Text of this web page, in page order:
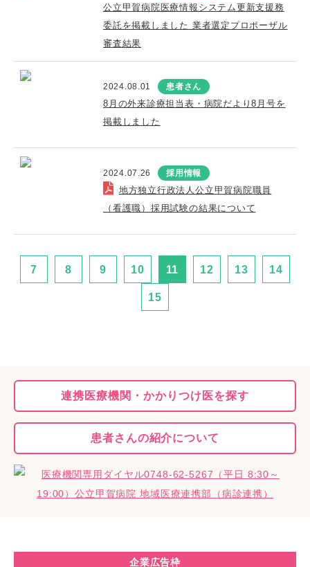
公立甲賀病院医療情報システム更新支援務
委託を掲載しました 業者選定プロポーザル
審査結果
2024.08.01 患者さん
8月の外来診療担当表・病院だより8月号を
掲載しました
2024.07.26 採用情報
地方独立行政法人公立甲賀病院職員
（看護職）採用試験の結果について
7 8 9 10 11 12 13 14
15
連携医療機関・かかりつけ医を探す
患者さんの紹介について
企業広告枠